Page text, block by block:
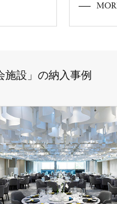
施設」の納入事例